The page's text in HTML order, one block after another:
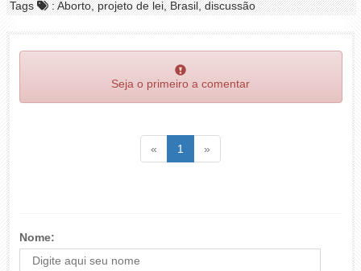
Tags : Aborto, projeto de lei, Brasil, discussão
Seja o primeiro a comentar
« Voltar1 (atual)
»
Nome: